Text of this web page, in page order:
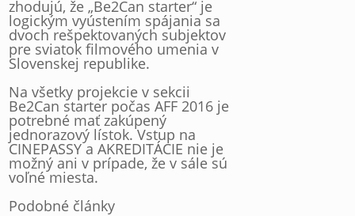
zhodujú, že „Be2Can starter“ je
logickým vyústením spájania sa
dvoch rešpektovaných subjektov
pre sviatok filmového umenia v
Slovenskej republike.
Na všetky projekcie v sekcii
Be2Can starter počas AFF 2016 je
potrebné mať zakúpený
jednorazový lístok. Vstup na
CINEPASSY a AKREDITÁCIE nie je
možný ani v prípade, že v sále sú
voľné miesta.
Podobné články